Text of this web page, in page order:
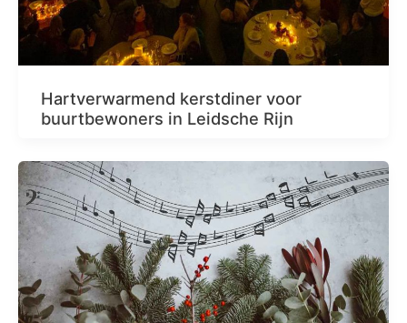
Hartverwarmend kerstdiner voor
buurtbewoners in Leidsche Rijn